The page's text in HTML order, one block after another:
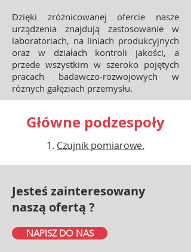
Dzięki zróżnicowanej ofercie nasze
urządzenia znajdują zastosowanie w
laboratoriach, na liniach produkcyjnych
oraz w działach kontroli jakości, a
przede wszystkim w szeroko pojętych
pracach badawczo-rozwojowych w
różnych gałęziach przemysłu.
Główne podzespoły
Czujnik pomiarowe.
Jesteś zainteresowany
naszą ofertą ?
NAPISZ DO NAS